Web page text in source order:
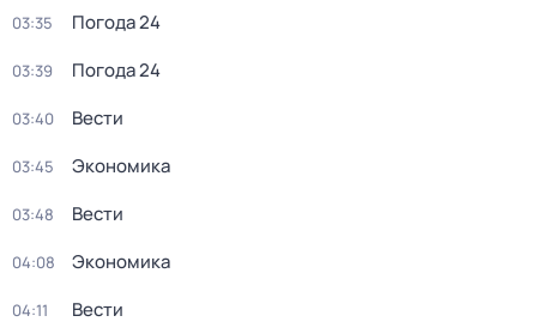
03:35 Погода 24
03:39 Погода 24
03:40 Вести
03:45 Экономика
03:48 Вести
04:08 Экономика
04:11 Вести